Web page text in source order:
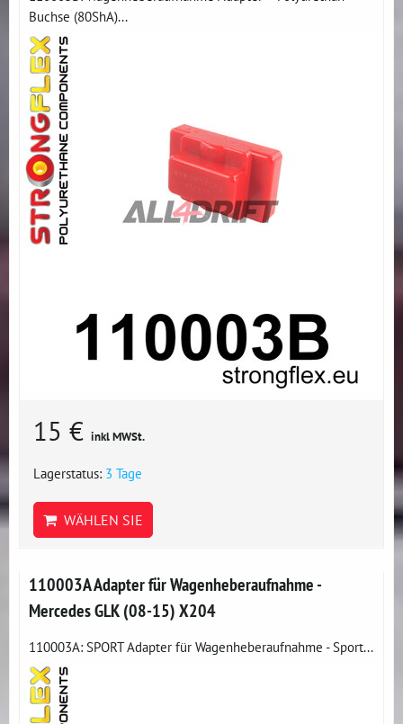
Buchse (80ShA)...
15 € inkl MWSt.
Lagerstatus: 3 Tage
WÄHLEN SIE
110003A Adapter für Wagenheberaufnahme -
Mercedes GLK (08-15) X204
110003A: SPORT Adapter für Wagenheberaufnahme - Sport...